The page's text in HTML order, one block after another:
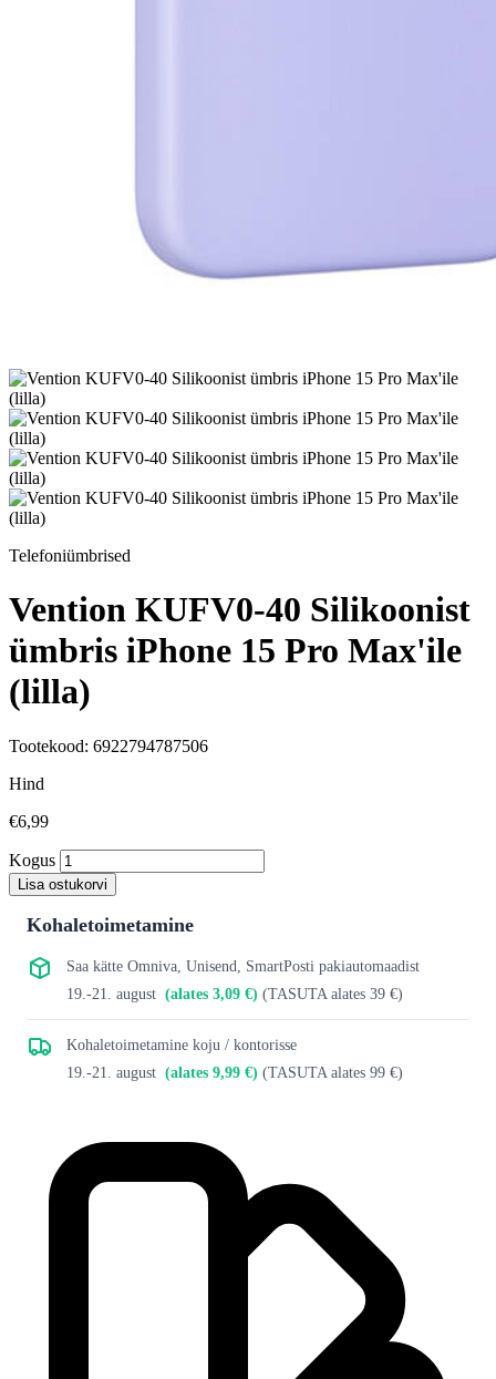
Telefoniümbrised
Vention KUFV0-40 Silikoonist
ümbris iPhone 15 Pro Max'ile
(lilla)
Tootekood: 6922794787506
Hind
€6,99
Kogus
Lisa ostukorvi
Kohaletoimetamine
Saa kätte Omniva, Unisend, SmartPosti pakiautomaadist
19.-21. august (alates 3,09 €) (TASUTA alates 39 €)
Kohaletoimetamine koju / kontorisse
19.-21. august (alates 9,99 €) (TASUTA alates 99 €)